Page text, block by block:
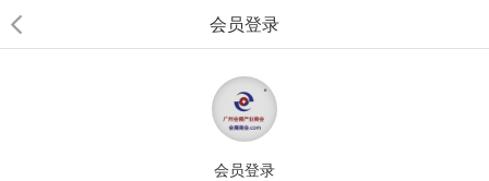
会员登录
会员登录